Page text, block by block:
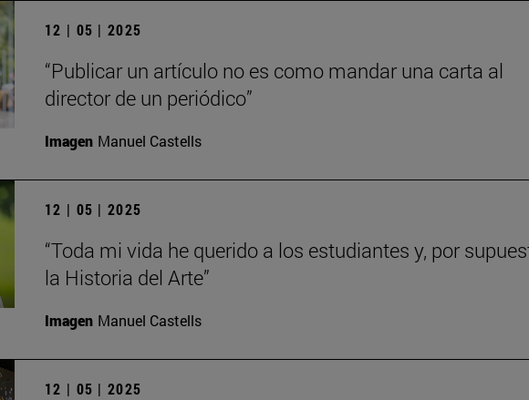
12 | 05 | 2025
“Publicar un artículo no es como mandar una carta al
director de un periódico”
Imagen Manuel Castells
12 | 05 | 2025
“Toda mi vida he querido a los estudiantes y, por
la Historia del Arte”
Imagen Manuel Castells
12 | 05 | 2025